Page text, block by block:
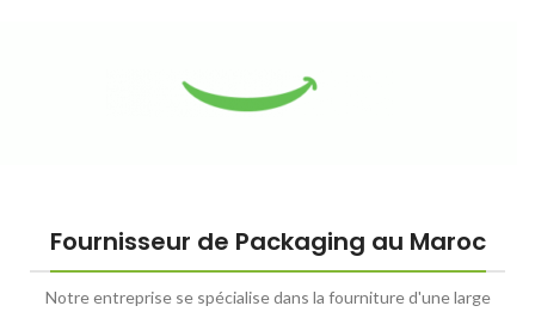
Fournisseur de Packaging au Maroc
Notre entreprise se spécialise dans la fourniture d'une large